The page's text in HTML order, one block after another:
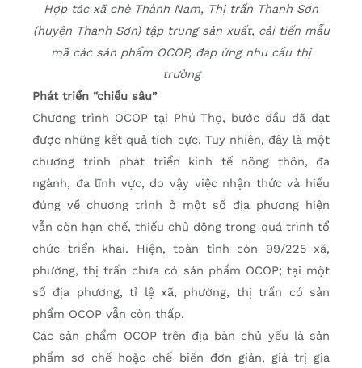
Hợp tác xã chè Thành Nam, Thị trấn Thanh Sơn
(huyện Thanh Sơn) tập trung sản xuất, cải tiến mẫu
mã các sản phẩm OCOP, đáp ứng nhu cầu thị
trường
Phát triển “chiều sâu”
Chương trình OCOP tại Phú Thọ, bước đầu đã đạt
được những kết quả tích cực. Tuy nhiên, đây là một
chương trình phát triển kinh tế nông thôn, đa
ngành, đa lĩnh vực, do vậy việc nhận thức và hiểu
đúng về chương trình ở một số địa phương hiện
vẫn còn hạn chế, thiếu chủ động trong quá trình tổ
chức triển khai. Hiện, toàn tỉnh còn 99/225 xã,
phường, thị trấn chưa có sản phẩm OCOP; tại một
số địa phương, tỉ lệ xã, phường, thị trấn có sản
phẩm OCOP vẫn còn thấp.
Các sản phẩm OCOP trên địa bàn chủ yếu là sản
phẩm sơ chế hoặc chế biến đơn giản, giá trị gia